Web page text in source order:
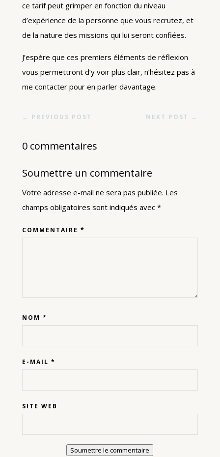
ce tarif peut grimper en fonction du niveau
d’expérience de la personne que vous recrutez, et
de la nature des missions qui lui seront confiées.
J’espère que ces premiers éléments de réflexion
vous permettront d’y voir plus clair, n’hésitez pas à
me contacter pour en parler davantage.
← PREVIOUS POST NEXT POST →
0 commentaires
Soumettre un commentaire
Votre adresse e-mail ne sera pas publiée. Les
champs obligatoires sont indiqués avec *
COMMENTAIRE *
NOM *
E-MAIL *
SITE WEB
Soumettre le commentaire